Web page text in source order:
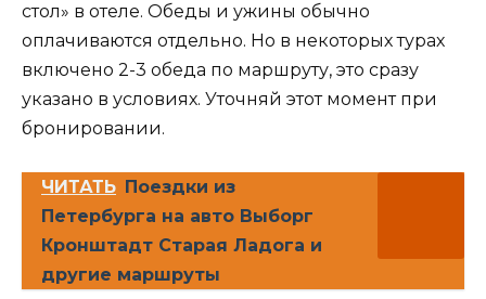
стол» в отеле. Обеды и ужины обычно
оплачиваются отдельно. Но в некоторых турах
включено 2-3 обеда по маршруту, это сразу
указано в условиях. Уточняй этот момент при
бронировании.
ЧИТАТЬ Поездки из
Петербурга на авто Выборг
Кронштадт Старая Ладога и
другие маршруты